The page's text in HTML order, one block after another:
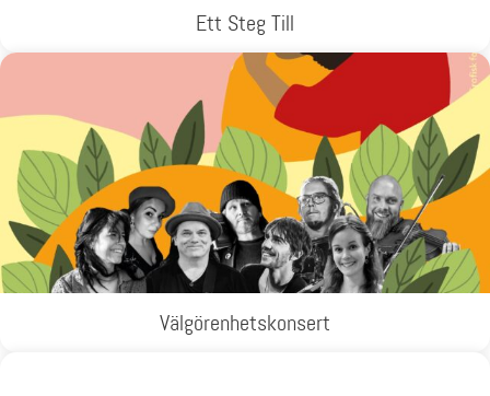
Ett Steg Till
Välgörenhetskonsert